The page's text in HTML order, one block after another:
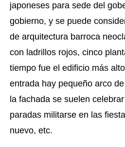
japoneses para sede del
gobierno, y se puede
de arquitectura barroca
con ladrillos rojos, cinco
tiempo fue el edificio más
entrada hay pequeño arco
la fachada se suelen
paradas militarse en las
nuevo, etc.